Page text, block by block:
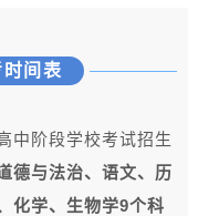
间表
中阶段学校考试招生
德与法治、语文、历
化学、生物学9个科